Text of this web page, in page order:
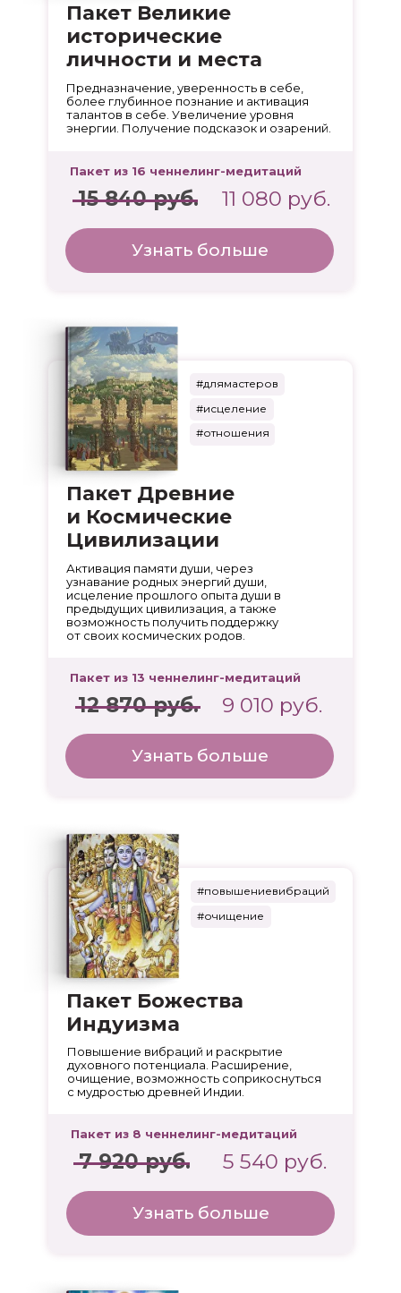
#длямастеров
#исцеление
#отношения
Пакет Древние
и Космические
Цивилизации
12 870 руб.
Активация памяти души, через
узнавание родных энергий души,
исцеление прошлого опыта души в
предыдущих цивилизация, а также
возможность получить поддержку
от своих космических родов.
Пакет из 13 ченнелинг-медитаций
Узнать больше
Пакет Великие
исторические
личности и места
15 840 руб. 11 080 руб.
Предназначение, уверенность в себе,
более глубинное познание и активация
талантов в себе. Увеличение уровня
энергии. Получение подсказок и озарений.
Пакет из 16 ченнелинг-медитаций
Узнать больше
#повышениевибраций
#очищение
Пакет Божества
Индуизма
7 920 руб. 5 540 руб.
Повышение вибраций и раскрытие
духовного потенциала. Расширение,
очищение, возможность соприкоснуться
с мудростью древней Индии.
Пакет из 8 ченнелинг-медитаций
Узнать больше
9 010 руб.